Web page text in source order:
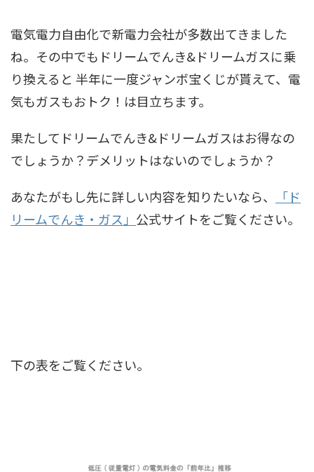
電気電力自由化で新電力会社が多数出てきました
ね。その中でもドリームでんき&ドリームガスに乗
り換えると 半年に一度ジャンボ宝くじが貰えて、電
気もガスもおトク！は目立ちます。
果たしてドリームでんき&ドリームガスはお得なの
でしょうか？デメリットはないのでしょうか？
あなたがもし先に詳しい内容を知りたいなら、
「ド
リームでんき・ガス」 公式サイトをご覧ください。
下の表をご覧ください。